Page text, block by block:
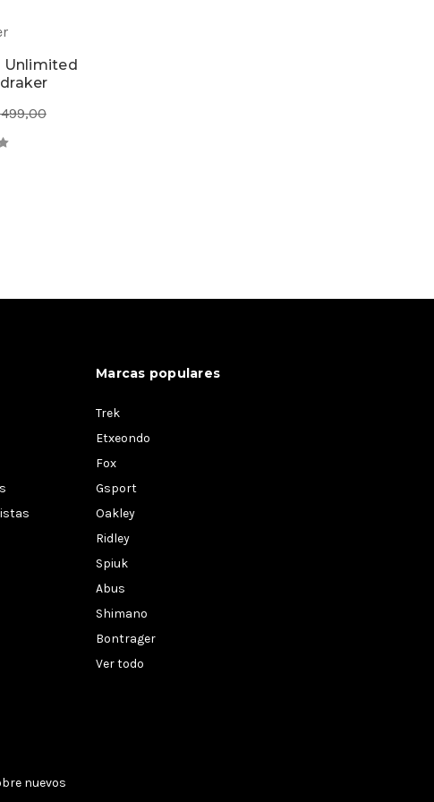
Unlimited
Marcas populares
Trek
Etxeondo
Fox
Gsport
Oakley
Ridley
Spiuk
Abus
Shimano
Bontrager
Ver todo
nuevos